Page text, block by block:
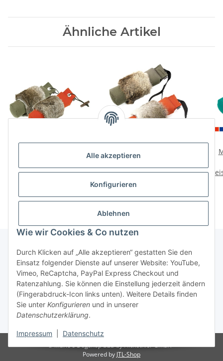
Alle akzeptieren
Konfigurieren
Ablehnen
Wie wir Cookies & Co nutzen
Durch Klicken auf „Alle akzeptieren“ gestatten Sie den
Einsatz folgender Dienste auf unserer Website: YouTube,
Vimeo, ReCaptcha, PayPal Express Checkout und
Ratenzahlung. Sie können die Einstellung jederzeit ändern
(Fingerabdruck-Icon links unten). Weitere Details finden
Sie unter Konfigurieren und in unserer
Datenschutzerklärung.
Impressum Datenschutz
Ähnliche Artikel
Mystique Kaninchenfell
Preise nach Anmeldung
Mystique Dummy
Speedy Rabbit mit Fell
Preise nach Anmeldung
sichtbar
Informationen
Gesetzliche Informationen
* Alle Preise zzgl. gesetzlicher USt.
© Mario's Dogshop B2B by Hickethier GmbH
Powered by JTL-Shop